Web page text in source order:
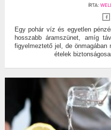
ÍRTA:
Egy pohár víz és egyetlen
hosszabb áramszünet, amíg
figyelmeztető jel, de
ételek